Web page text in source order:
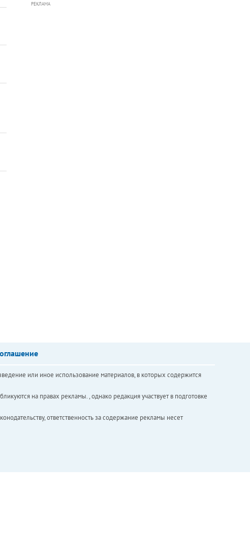
РЕКЛАМА
или иное использование материалов, в которых содержится
на правах рекламы. , однако редакция участвует в подготовке
ответственность за содержание рекламы несет